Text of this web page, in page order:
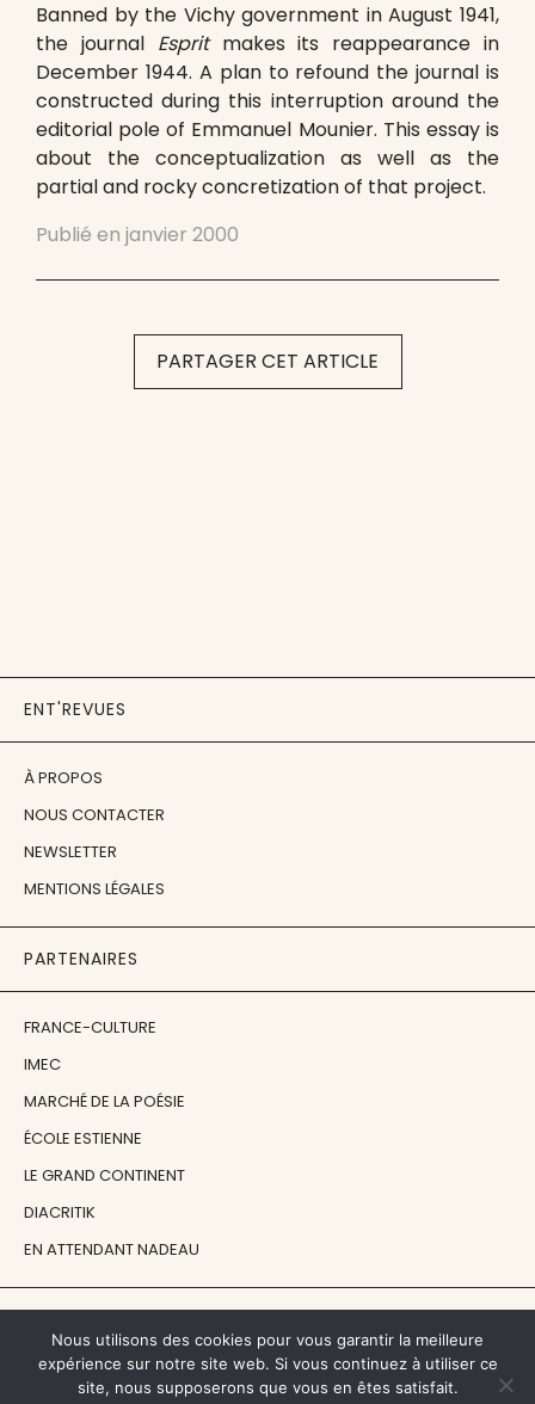
Banned by the Vichy government in August 1941,
the journal Espritmakes its reappearance in
December 1944. A plan to refound the journal is
constructed during this interruption around the
editorial pole of Emmanuel Mounier. This essay is
about the conceptualization as well as the
partial and rocky concretization of that project.
Publié en janvier 2000
PARTAGER CET ARTICLE
ENT'REVUES
À PROPOS
NOUS CONTACTER
NEWSLETTER
MENTIONS LÉGALES
PARTENAIRES
FRANCE-CULTURE
IMEC
MARCHÉ DE LA POÉSIE
ÉCOLE ESTIENNE
LE GRAND CONTINENT
DIACRITIK
EN ATTENDANT NADEAU
CENTRE NATIONAL DU LIVRE
Nous utilisons des cookies pour vous garantir la meilleure
expérience sur notre site web. Si vous continuez à utiliser ce
site, nous supposerons que vous en êtes satisfait.